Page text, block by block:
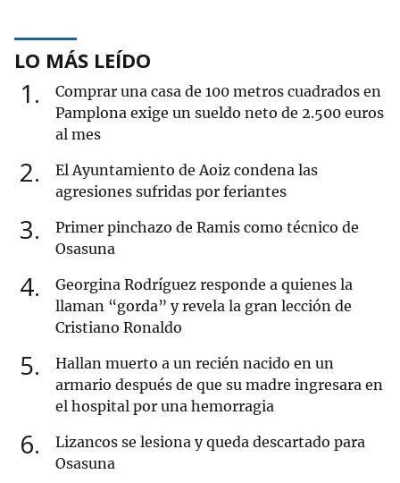
LO MÁS LEÍDO
1
Comprar una casa de 100 metros cuadrados en
Pamplona exige un sueldo neto de 2.500 euros
al mes
2
El Ayuntamiento de Aoiz condena las
agresiones sufridas por feriantes
3
Primer pinchazo de Ramis como técnico de
Osasuna
4
Georgina Rodríguez responde a quienes la
llaman “gorda” y revela la gran lección de
Cristiano Ronaldo
5
Hallan muerto a un recién nacido en un
armario después de que su madre ingresara en
el hospital por una hemorragia
6
Lizancos se lesiona y queda descartado para
Osasuna